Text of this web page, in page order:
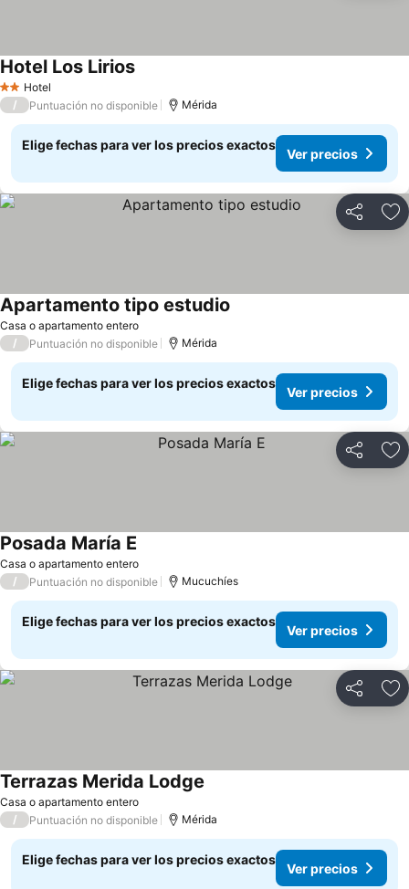
2 Estrellas
Hotel
Hotel Los LiriosVer precios
/ Puntuación no disponible Mérida
Elige fechas para ver los precios exactos
Ver precios
Compartir
Casa o apartamento entero
Apartamento tipo estudio
/ Puntuación no disponible Mérida
Elige fechas para ver los precios exactos
Ver precios
Compartir
Casa o apartamento entero
Posada María E
/ Puntuación no disponible Mucuchíes
Elige fechas para ver los precios exactos
Ver precios
Compartir
Casa o apartamento entero
Terrazas Merida Lodge
/ Puntuación no disponible Mérida
Elige fechas para ver los precios exactos
Ver precios